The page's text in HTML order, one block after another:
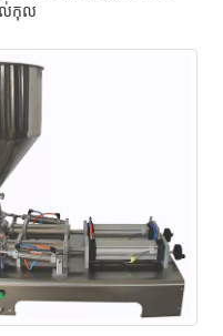
ល់កុល